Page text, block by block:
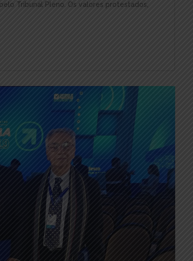
Tribunal Pleno. Os valores protestados,